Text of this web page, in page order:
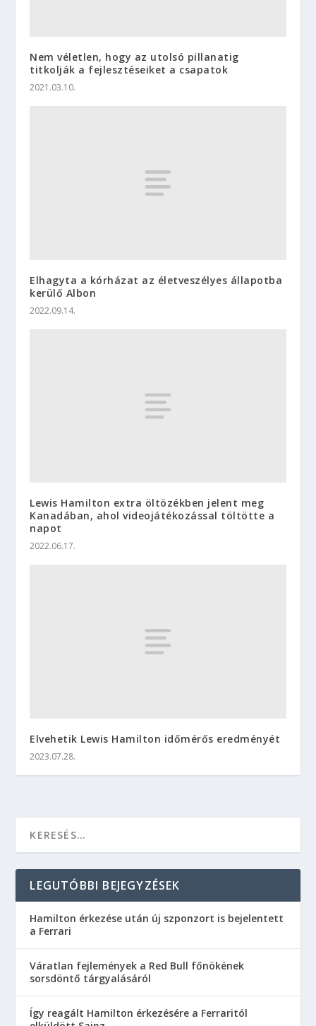
Nem véletlen, hogy az utolsó pillanatig
titkolják a fejlesztéseiket a csapatok
2021.03.10.
Elhagyta a kórházat az életveszélyes állapotba
kerülő Albon
2022.09.14.
Lewis Hamilton extra öltözékben jelent meg
Kanadában, ahol videojátékozással töltötte a
napot
2022.06.17.
Elvehetik Lewis Hamilton időmérős eredményét
2023.07.28.
LEGUTÓBBI BEJEGYZÉSEK
Hamilton érkezése után új szponzort is bejelentett
a Ferrari
Váratlan fejlemények a Red Bull főnökének
sorsdöntő tárgyalásáról
Így reagált Hamilton érkezésére a Ferraritól